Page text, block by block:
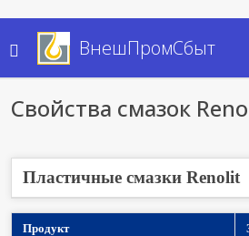
ВнешПромСбыт
Свойства смазок
Пластичные смазки Renolit
Продукт